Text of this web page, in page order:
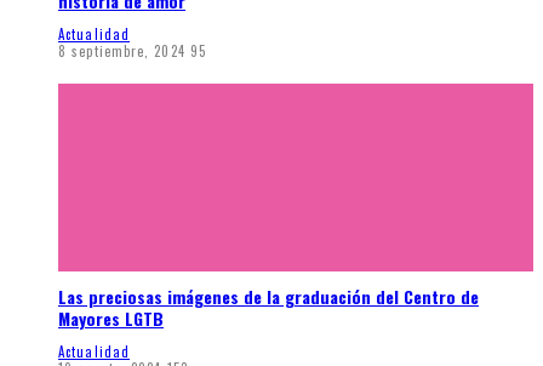
Actualidad
8 septiembre, 2024 95
Las preciosas imágenes de la graduación del Centro de
Mayores LGTB
Actualidad